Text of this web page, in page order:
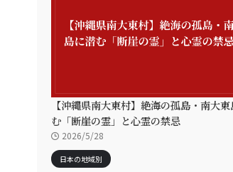
【沖縄県南大東村】絶海の孤島・南大
む「断崖の霊」と心霊の禁忌
2026/5/28
日本の地域別